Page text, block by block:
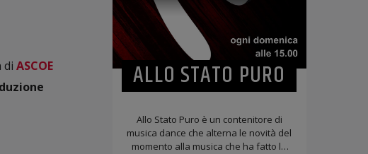
di ASCOE
ALLO STATO PURO
Allo Stato Puro è un contenitore di
musica dance che alterna le novità del
momento alla musica che ha fatto la